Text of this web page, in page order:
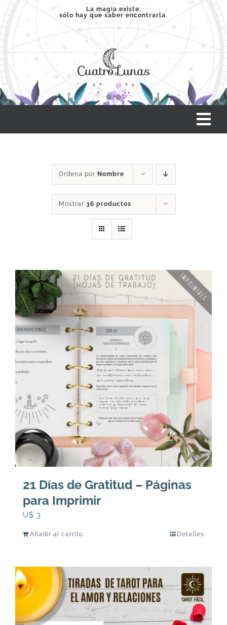
Saltar
contenido
La magia existe,
sólo hay que saber encontrarla.
SERVICIOS
PRODUCTOS
ARTÍCULOS
ACERCA
CONTACTO
Carrito
Ordena por Nombre
Mostrar 36 productos
21 Días de Gratitud – Páginas
para Imprimir
U$ 3
Añadir al carrito Detalles